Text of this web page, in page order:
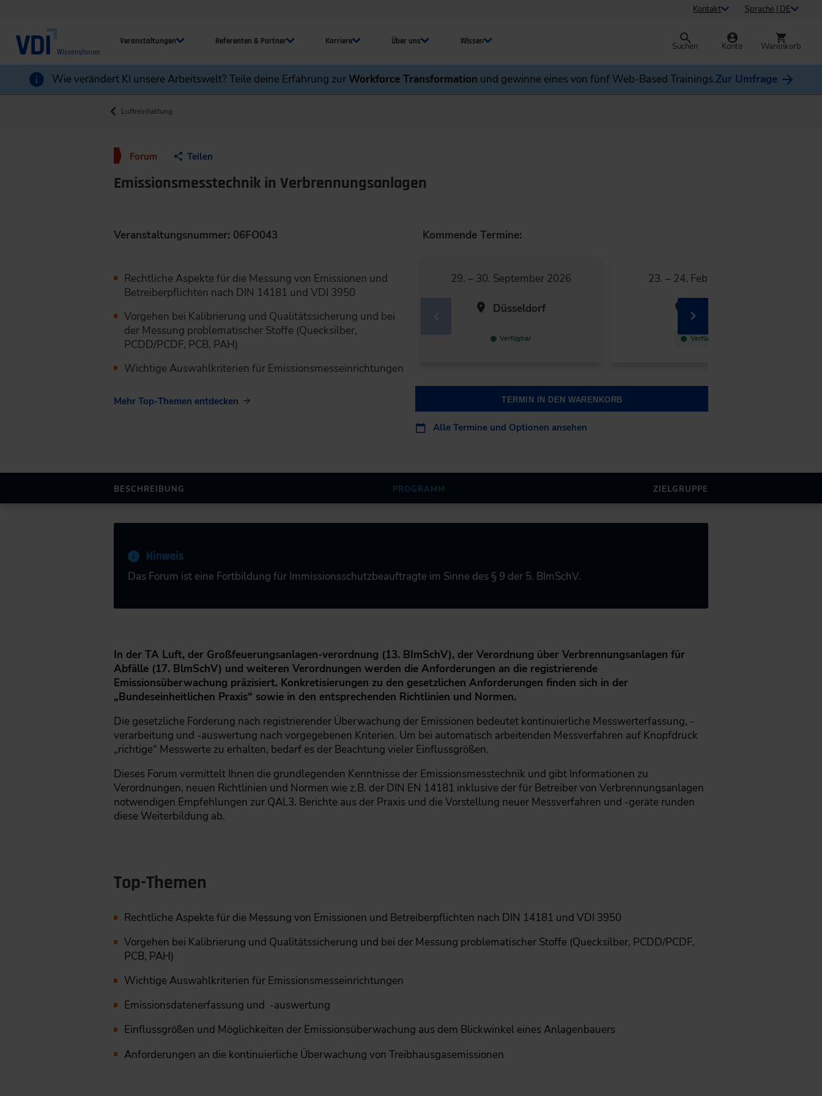
Kontakt Sprache | DE
Veranstaltungen Referenten & Partner Karriere Über uns Wissen Suchen Konto Warenkorb
Wie verändert KI unsere Arbeitswelt? Teile deine Erfahrung zurWorkforce Transformation und gewinne eines von fünf Web-Based Trainings.Zur Umfrage
Luftreinhaltung
Forum Teilen
Emissionsmesstechnik in Verbrennungsanlagen
Veranstaltungsnummer: 06FO043
Rechtliche Aspekte für die Messung von Emissionen und
Betreiber­pflichten nach DIN 14181 und VDI 3950
Vorgehen bei Kalibrierung und Qualitätssicherung und bei
der Messung problematischer Stoffe (Quecksilber,
PCDD/PCDF, PCB, PAH)
Wichtige Auswahlkriterien für Emissionsmesseinrichtungen
Mehr Top-Themen entdecken
Kommende Termine:
29. – 30. September 2026
Düsseldorf
Verfügbar
23. – 24. Februar 2027
Freising
Verfügbar
TERMIN IN DEN WARENKORB
Alle Termine und Optionen ansehen
BESCHREIBUNG PROGRAMM ZIELGRUPPE
Hinweis
Das Forum ist eine Fortbildung für Immissionsschutzbeauftragte im Sinne des § 9 der 5. BImSchV.
In der TA Luft, der Großfeuerungsanlagen-verordnung (13. BImSchV), der Verordnung über Verbrennungsanlagen für
Abfälle (17. BlmSchV) und weiteren Verordnungen ­werden die Anforderungen an die registrierende
Emissionsüberwachung präzisiert. Konkretisierungen zu den gesetz­lichen Anforderungen finden sich in der
„Bundeseinheitlichen Praxis“ sowie in den entsprechenden Richtlinien und Normen.
Die gesetzliche Forderung nach registrierender Überwachung der Emissionen bedeutet kontinuierliche Messwerterfassung, -
verarbeitung und -auswertung nach vorgegebenen Kriterien. Um bei automatisch arbeitenden Messverfahren auf Knopfdruck
„richtige“ Messwerte zu erhalten, bedarf es der Beachtung vieler Einflussgrößen.
Dieses Forum vermittelt Ihnen die grundlegenden Kenntnisse der Emissionsmesstechnik und gibt Informationen zu
Verordnungen, neuen Richtlinien und Normen wie z.B. der DIN EN 14181 inklusive der für Betreiber von Verbrennungsanlagen
notwendigen Empfehlungen zur QAL3. Berichte aus der Praxis und die Vorstellung neuer Messverfahren und -geräte runden
diese Weiterbildung ab.
Top-Themen
Rechtliche Aspekte für die Messung von Emissionen und Betreiber­pflichten nach DIN 14181 und VDI 3950
Vorgehen bei Kalibrierung und Qualitätssicherung und bei der Messung problematischer Stoffe (Quecksilber, PCDD/PCDF,
PCB, PAH)
Wichtige Auswahlkriterien für Emissionsmesseinrichtungen
Emissionsdatenerfassung und -auswertung
Einflussgrößen und Möglichkeiten der Emissionsüberwachung aus dem Blickwinkel eines Anlagenbauers
Anforderungen an die kontinuierliche Überwachung von Treibhausgasemissionen